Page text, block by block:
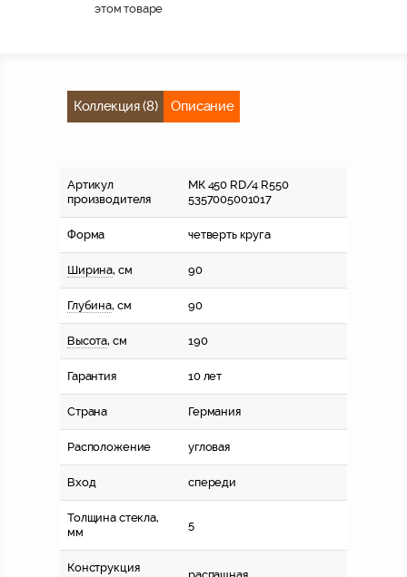
этом товаре
Коллекция (8) Описание
Артикул
производителя
МК 450 RD/4 R550
5357005001017
Форма четверть круга
Ширина, см 90
Глубина, см 90
Высота, см 190
Гарантия 10 лет
Страна Германия
Расположение угловая
Вход спереди
Толщина стекла,
мм
5
Конструкция